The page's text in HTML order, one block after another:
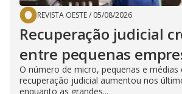
REVISTA OESTE/ 05/08/2026
Recuperação judicial
entre pequenas
O número de micro, pequenas e médias
recuperação judicial aumentou nos
enquanto as grandes...